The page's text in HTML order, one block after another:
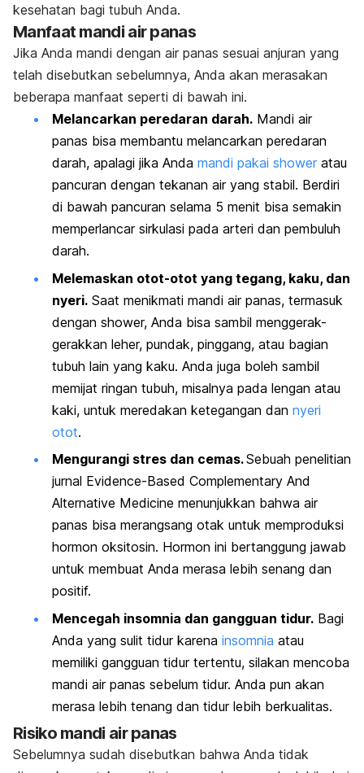
kesehatan bagi tubuh Anda.
Manfaat mandi air panas
Jika Anda mandi dengan air panas sesuai anjuran yang
telah disebutkan sebelumnya, Anda akan merasakan
beberapa manfaat seperti di bawah ini.
Melancarkan peredaran darah. Mandi air
panas bisa membantu melancarkan peredaran
darah, apalagi jika Anda mandi pakai shower atau
pancuran dengan tekanan air yang stabil. Berdiri
di bawah pancuran selama 5 menit bisa semakin
memperlancar sirkulasi pada arteri dan pembuluh
darah.
Melemaskan otot-otot yang tegang, kaku, dan
nyeri. Saat menikmati mandi air panas, termasuk
dengan shower, Anda bisa sambil menggerak-
gerakkan leher, pundak, pinggang, atau bagian
tubuh lain yang kaku. Anda juga boleh sambil
memijat ringan tubuh, misalnya pada lengan atau
kaki, untuk meredakan ketegangan dan nyeri
otot.
Mengurangi stres dan cemas.Sebuah penelitian
jurnal Evidence-Based Complementary And
Alternative Medicine menunjukkan bahwa air
panas bisa merangsang otak untuk memproduksi
hormon oksitosin. Hormon ini bertanggung jawab
untuk membuat Anda merasa lebih senang dan
positif.
Mencegah insomnia dan gangguan tidur. Bagi
Anda yang sulit tidur karena insomnia atau
memiliki gangguan tidur tertentu, silakan mencoba
mandi air panas sebelum tidur. Anda pun akan
merasa lebih tenang dan tidur lebih berkualitas.
Risiko mandi air panas
Sebelumnya sudah disebutkan bahwa Anda tidak